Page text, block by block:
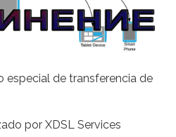
especial de transferencia de
por XDSL Services